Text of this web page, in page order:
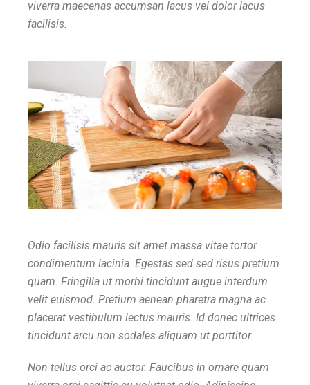
viverra maecenas accumsan lacus vel dolor lacus
facilisis.
Odio facilisis mauris sit amet massa vitae tortor
condimentum lacinia. Egestas sed sed risus pretium
quam. Fringilla ut morbi tincidunt augue interdum
velit euismod. Pretium aenean pharetra magna ac
placerat vestibulum lectus mauris. Id donec ultrices
tincidunt arcu non sodales aliquam ut porttitor.
Non tellus orci ac auctor. Faucibus in ornare quam